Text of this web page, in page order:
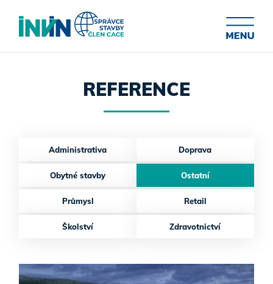
REFERENCE
Administrativa Doprava
Obytné stavby Ostatní
Průmysl Retail
Školství Zdravotnictví